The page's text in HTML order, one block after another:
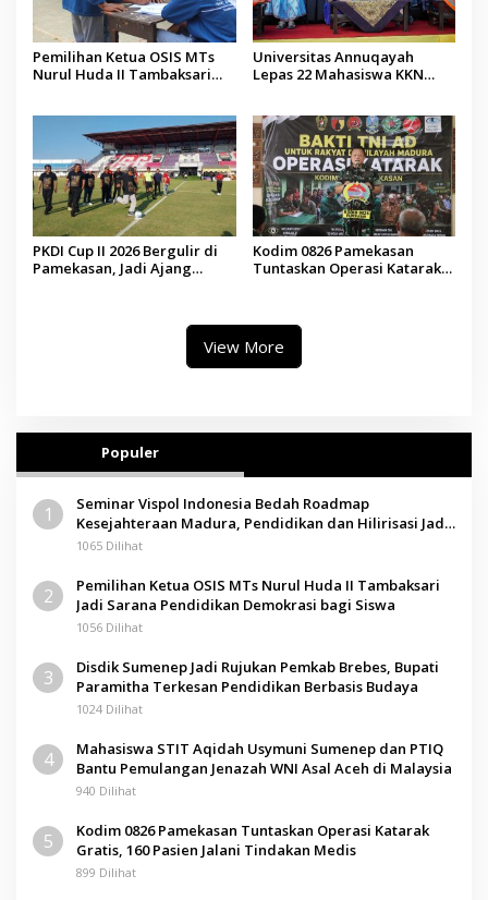
Pemilihan Ketua OSIS MTs
Nurul Huda II Tambaksari
Universitas Annuqayah
Lepas 22 Mahasiswa KKN
PKDI Cup II 2026 Bergulir di
Pamekasan, Jadi Ajang
Kodim 0826 Pamekasan
Tuntaskan Operasi Katarak
View More
Populer
1
Seminar Vispol Indonesia Bedah Roadmap
Kesejahteraan Madura, Pendidikan dan Hilirisasi Jadi
Kunci
1065 Dilihat
2
Pemilihan Ketua OSIS MTs Nurul Huda II Tambaksari
Jadi Sarana Pendidikan Demokrasi bagi Siswa
1056 Dilihat
3
Disdik Sumenep Jadi Rujukan Pemkab Brebes, Bupati
Paramitha Terkesan Pendidikan Berbasis Budaya
1024 Dilihat
4
Mahasiswa STIT Aqidah Usymuni Sumenep dan PTIQ
Bantu Pemulangan Jenazah WNI Asal Aceh di Malaysia
940 Dilihat
5
Kodim 0826 Pamekasan Tuntaskan Operasi Katarak
Gratis, 160 Pasien Jalani Tindakan Medis
899 Dilihat